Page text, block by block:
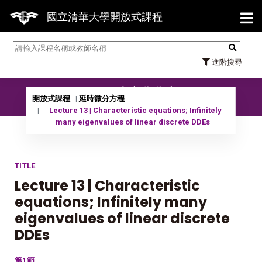
國立清華大學開放式課程
進階搜尋
【
11401 延時微分方程
開放式課程
延時微分方程
Lecture 13 | Characteristic equations; Infinitely
many eigenvalues of linear discrete DDEs
TITLE
Lecture 13 | Characteristic
equations; Infinitely many
eigenvalues of linear discrete
DDEs
第1節